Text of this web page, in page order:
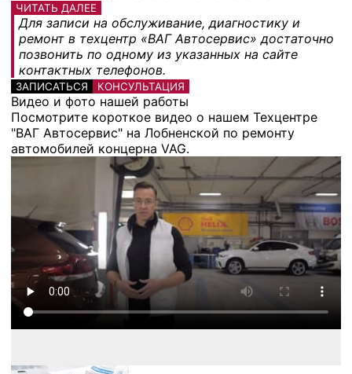
ЧИТАТЬ ДАЛЕЕ
Для записи на обслуживание, диагностику и
ремонт в техцентр «ВАГ Автосервис» достаточно
позвонить по одному из указанных на сайте
контактных телефонов.
ЗАПИСАТЬСЯ КОНСУЛЬТАЦИЯ
Видео и фото нашей работы
Посмотрите короткое видео о нашем Техцентре
"ВАГ Автосервис" на Лобненской по ремонту
автомобилей концерна VAG.